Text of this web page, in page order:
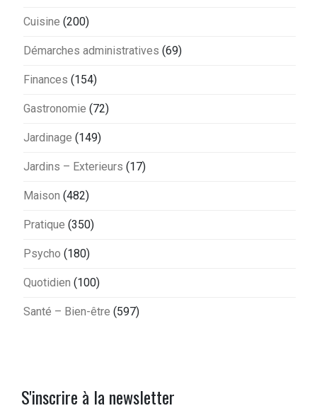
Cuisine (200)
Démarches administratives (69)
Finances (154)
Gastronomie (72)
Jardinage (149)
Jardins – Exterieurs (17)
Maison (482)
Pratique (350)
Psycho (180)
Quotidien (100)
Santé – Bien-être (597)
S'inscrire à la newsletter